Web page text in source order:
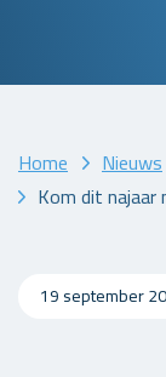
Home
Nieuws
Kom dit najaar
19 september